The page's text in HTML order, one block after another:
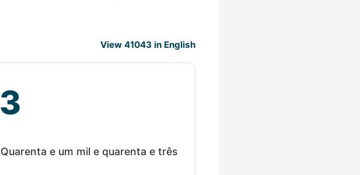
View 41043 in English
Quarenta e um mil e quarenta e três